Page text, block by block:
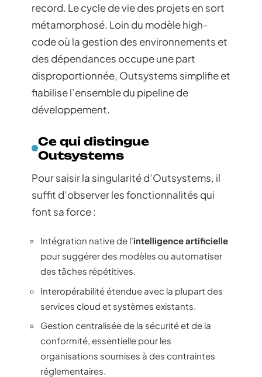
record. Le cycle de vie des projets en sort
métamorphosé. Loin du modèle high-
code où la gestion des environnements et
des dépendances occupe une part
disproportionnée, Outsystems simplifie et
fiabilise l’ensemble du pipeline de
développement.
Ce qui distingue
Outsystems
Pour saisir la singularité d’Outsystems, il
suffit d’observer les fonctionnalités qui
font sa force :
Intégration native de l’intelligence artificielle
pour suggérer des modèles ou automatiser
des tâches répétitives.
Interopérabilité étendue avec la plupart des
services cloud et systèmes existants.
Gestion centralisée de la sécurité et de la
conformité, essentielle pour les
organisations soumises à des contraintes
réglementaires.